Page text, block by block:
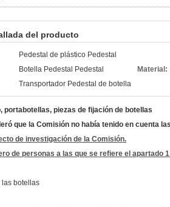
del producto
Pedestal de plástico Pedestal
Botella Pedestal Pedestal
Transportador Pedestal de botella
Material:
portabotellas, piezas de fijación de botellas
que la Comisión no había tenido en cuenta
de investigación de la Comisión.
de personas a las que se refiere el apartado
las botellas